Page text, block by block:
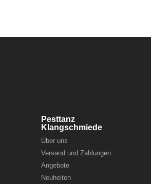
Pesttanz
Klangschmiede
Über uns
Versand und Zahlungen
Angebote
Neuheiten